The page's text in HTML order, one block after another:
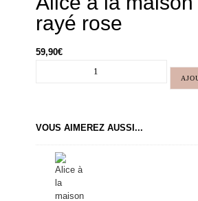
rayé rose
59,90€
VOUS AIMEREZ AUSSI...